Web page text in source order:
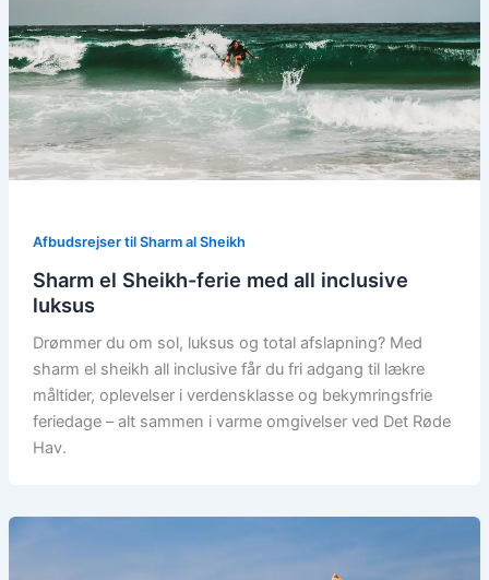
Afbudsrejser til Sharm al Sheikh
Sharm el Sheikh-ferie med all inclusive
luksus
Drømmer du om sol, luksus og total afslapning? Med
sharm el sheikh all inclusive får du fri adgang til lækre
måltider, oplevelser i verdensklasse og bekymringsfrie
feriedage – alt sammen i varme omgivelser ved Det Røde
Hav.